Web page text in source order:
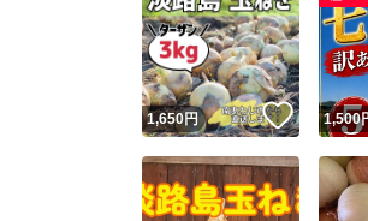
1,650円 いいね
1,500